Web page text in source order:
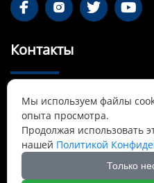
   
Контакты

55-1 Qianjin Road,
Ляонин

+8613841389007
Мы используем файлы
опыта просмотра.
Продолжая использовать
нашей Политикой
Только